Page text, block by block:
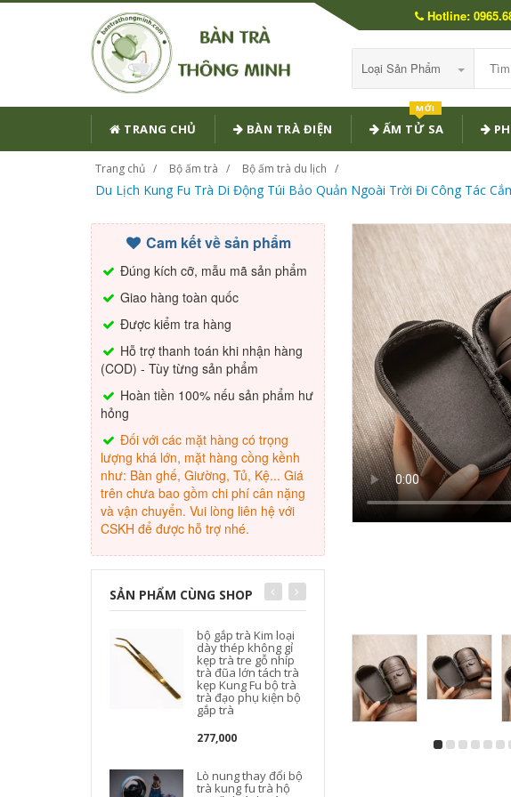
Hotline:
Loại Sản Phẩm
TRANG CHỦ BÀN TRÀ ĐIỆN ẤM TỬ SA
MỚI
Trang chủ Bộ ấm trà Bộ ấm trà du lịch
Du Lịch Kung Fu Trà Di Động Túi Bảo Quản Ngoài Trời Đi Công Tác
Cam kết về sản phẩm
Đúng kích cỡ, mẫu mã sản phẩm
Giao hàng toàn quốc
Được kiểm tra hàng
Hỗ trợ thanh toán khi nhận hàng
(COD) - Tùy từng sản phẩm
Hoàn tiền 100% nếu sản phẩm hư
hỏng
Đối với các mặt hàng có trọng
lượng khá lớn, mặt hàng cồng kềnh
như: Bàn ghế, Giường, Tủ, Kệ... Giá
trên chưa bao gồm chi phí cân nặng
và vận chuyển. Vui lòng liên hệ với
CSKH để được hỗ trợ nhé.
SẢN PHẨM CÙNG SHOP
bộ gắp trà Kim loại
dày thép không gỉ
kẹp trà tre gỗ nhíp
trà đũa lớn tách trà
kẹp Kung Fu bộ trà
trà đạo phụ kiện bộ
gắp trà
277,000
Lò nung thay đổi bộ
trà kung fu trà hộ
ấm chén thuỷ tinh
Dày chịu nhiệt thủy
tinh trong suốt trà
nhỏ trà có tay cầm
cốc Kung Fu trà Bộ
hộ gia đình cốc
nước trà bát chén
thủy tinh cao cấp
219,000